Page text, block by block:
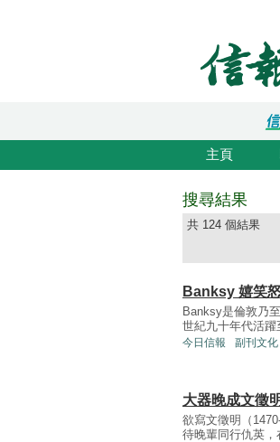
主頁
搜尋結果
共 124 個結果
Banksy 嬉笑
Banksy是倫敦乃
世紀九十年代活躍
今日信報 副刊文化
大器晚成文徵
欲寫文徵明（
待晚輩同行仇英，